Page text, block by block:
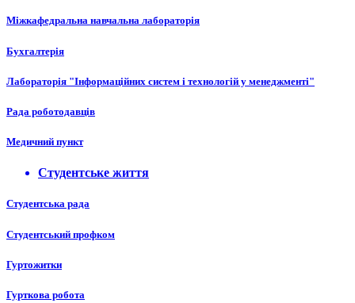
Міжкафедральна навчальна лабораторія
Бухгалтерія
Лабораторія "Інформаційних систем і технологій у менеджменті"
Рада роботодавців
Медичний пункт
Студентське життя
Студентська рада
Студентський профком
Гуртожитки
Гурткова робота